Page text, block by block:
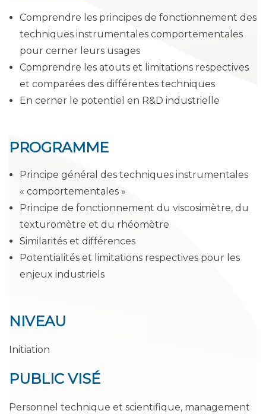
Comprendre les principes de fonctionnement des
techniques instrumentales comportementales
pour cerner leurs usages
Comprendre les atouts et limitations respectives
et comparées des différentes techniques
En cerner le potentiel en R&D industrielle
PROGRAMME
Principe général des techniques instrumentales
« comportementales »
Principe de fonctionnement du viscosimètre, du
texturomètre et du rhéomètre
Similarités et différences
Potentialités et limitations respectives pour les
enjeux industriels
NIVEAU
Initiation
PUBLIC VISÉ
Personnel technique et scientifique, management